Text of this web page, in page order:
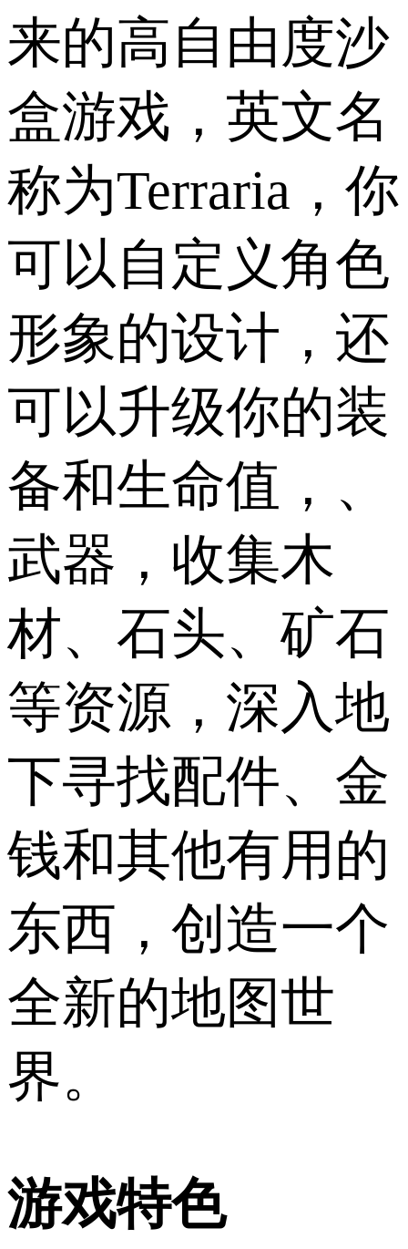
来的高自由度沙
盒游戏，英文名
称为Terraria，你
可以自定义角色
形象的设计，还
可以升级你的装
备和生命值，、
武器，收集木
材、石头、矿石
等资源，深入地
下寻找配件、金
钱和其他有用的
东西，创造一个
全新的地图世
界。
游戏特色